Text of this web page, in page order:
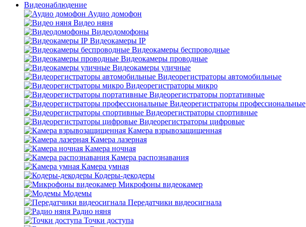
Видеонаблюдение
Аудио домофон
Видео няня
Видеодомофоны
Видеокамеры IP
Видеокамеры беспроводные
Видеокамеры проводные
Видеокамеры уличные
Видеорегистраторы автомобильные
Видеорегистраторы микро
Видеорегистраторы портативные
Видеорегистраторы профессиональные
Видеорегистраторы спортивные
Видеорегистраторы цифровые
Камера взрывозащищенная
Камера лазерная
Камера ночная
Камера распознавания
Камера умная
Кодеры-декодеры
Микрофоны видеокамер
Модемы
Передатчики видеосигнала
Радио няня
Точки доступа